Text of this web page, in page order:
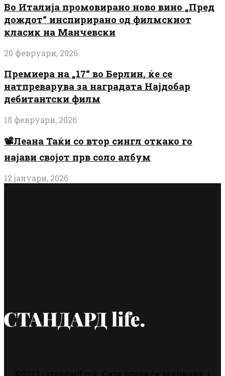
Во Италија промовирано ново вино „Пред
дождот“ инспирирано од филмскиот
класик на Манчевски
20 февруари, 2026
Премиера на „17“ во Берлин, ќе се
натпреварува за наградата Најдобар
дебитантски филм
18 февруари, 2026
📽️Леана Таќи со втор сингл откако го
најави својот прв соло албум
12 јануари, 2026